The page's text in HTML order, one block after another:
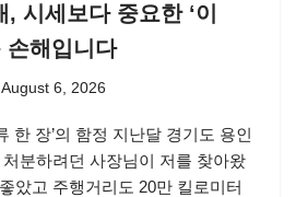
시세보다 중요한 ‘이
손해입니다
August 6, 2026
한 장’의 함정 지난달 경기도 용인
분하려던 사장님이 저를 찾아왔
았고 주행거리도 20만 킬로미터